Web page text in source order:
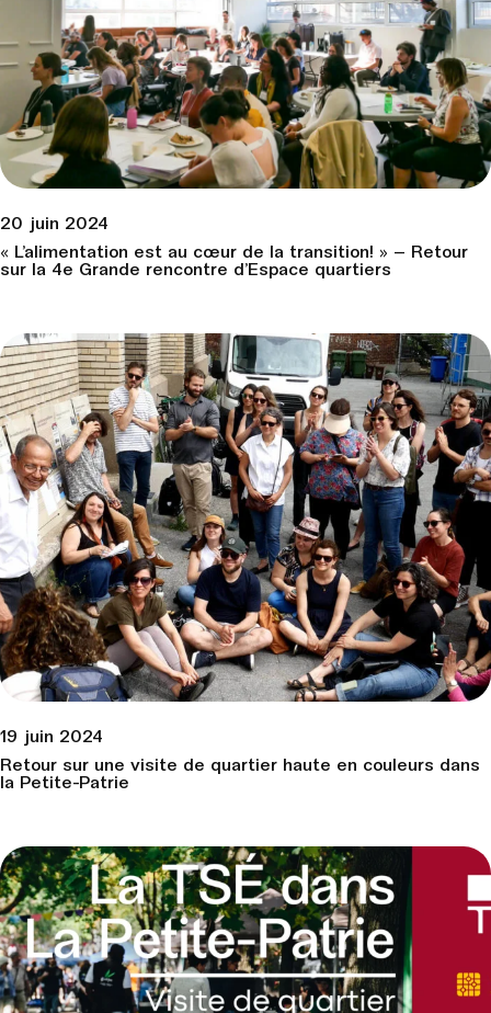
20 juin 2024
« L’alimentation est au cœur de la transition! » – Retour
sur la 4e Grande rencontre d’Espace quartiers
19 juin 2024
Retour sur une visite de quartier haute en couleurs dans
la Petite-Patrie